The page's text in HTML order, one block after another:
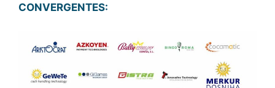
CONVERGENTES: